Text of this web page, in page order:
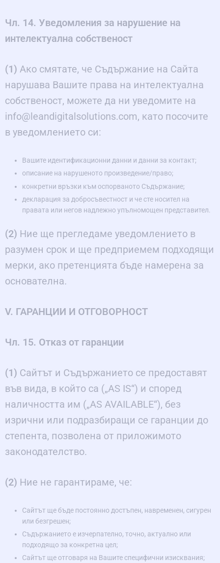
Чл. 14. Уведомления за нарушение на
интелектуална собственост
(1) Ако смятате, че Съдържание на Сайта
нарушава Вашите права на интелектуална
собственост, можете да ни уведомите на
info@leandigitalsolutions.com, като посочите
в уведомлението си:
Вашите идентификационни данни и данни за контакт;
описание на нарушеното произведение/право;
конкретни връзки към оспорваното Съдържание;
декларация за добросъвестност и че сте носител на
правата или негов надлежно упълномощен представител.
(2) Ние ще прегледаме уведомлението в
разумен срок и ще предприемем подходящи
мерки, ако претенцията бъде намерена за
основателна.
V. ГАРАНЦИИ И ОТГОВОРНОСТ
Чл. 15. Отказ от гаранции
(1) Сайтът и Съдържанието се предоставят
във вида, в който са („AS IS“) и според
наличността им („AS AVAILABLE“), без
изрични или подразбиращи се гаранции до
степента, позволена от приложимото
законодателство.
(2) Ние не гарантираме, че:
Сайтът ще бъде постоянно достъпен, навременен, сигурен
или безгрешен;
Съдържанието е изчерпателно, точно, актуално или
подходящо за конкретна цел;
Сайтът ще отговаря на Вашите специфични изисквания;